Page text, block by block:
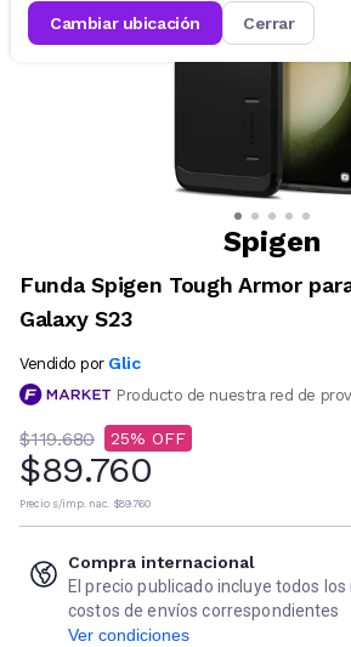
cambiar ubicación cerrar
Spigen
Funda Spigen Tough Armor
Galaxy S23
Vendido por Glic
Producto de nuestra red de
$119.680 25
$89.760
Precio s/imp. nac. $89.760
Compra internacional
El precio publicado incluye todos
costos de envíos correspondientes
Ver condiciones